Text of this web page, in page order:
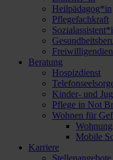
Heilpädagog*in
Pflegefachkraft
Beratung
Hospizdienst
Kinder- und
Pflege in Not
Wohnen für
Mobile
Karriere
Stellenangebote